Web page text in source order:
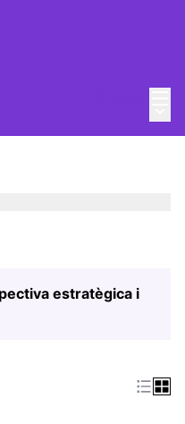
estratègica i